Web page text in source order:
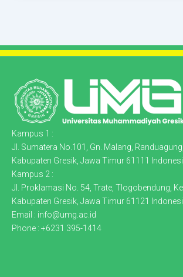
Kampus 1 :
Jl. Sumatera No.101, Gn. Malang,
Kabupaten Gresik, Jawa Timur 61111
Kampus 2 :
Jl. Proklamasi No. 54, Trate, Tlogobendung,
Kabupaten Gresik, Jawa Timur 61121
Email : info@umg.ac.id
Phone : +6231 395-1414